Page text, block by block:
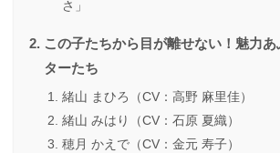
さ」
この子たちから目が離せない！魅力あ
ターたち
緒山 まひろ（CV：高野 麻里佳）
緒山 みはり（CV：石原 夏織）
穂月 かえで（CV：金元 寿子）